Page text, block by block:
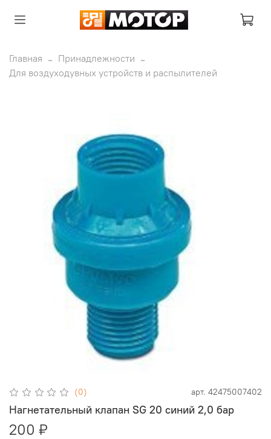
Главная
Принадлежности
Для воздуходувных устройств и распылителей
(0) арт. 42475007402
Нагнетательный клапан SG 20 синий 2,0 бар
200 ₽